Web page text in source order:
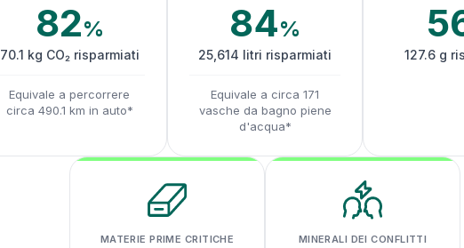
82%
70.1 kg CO₂ risparmiati
Equivale a percorrere
circa 490.1 km in auto*
84%
25,614 litri risparmiati
Equivale a circa 171
vasche da bagno piene
d'acqua*
127.6 g
MATERIE PRIME CRITICHE MINERALI DEI CONFLITTI